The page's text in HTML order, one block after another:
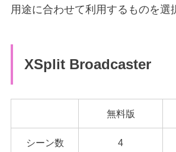
用途に合わせて利用するものを選
XSplit Broadcaster
無料版
シーン数 4